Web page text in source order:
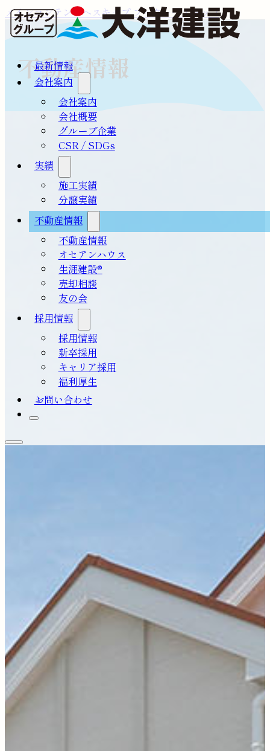
メインコンテンツへスキップフッターへスキップ
最新情報
会社案内
会社案内
会社概要
グループ企業
CSR / SDGs
実績
施工実績
分譲実績
不動産情報
不動産情報
オセアンハウス
生涯建設®
売却相談
友の会
採用情報
採用情報
新卒採用
キャリア採用
福利厚生
お問い合わせ
不動産情報